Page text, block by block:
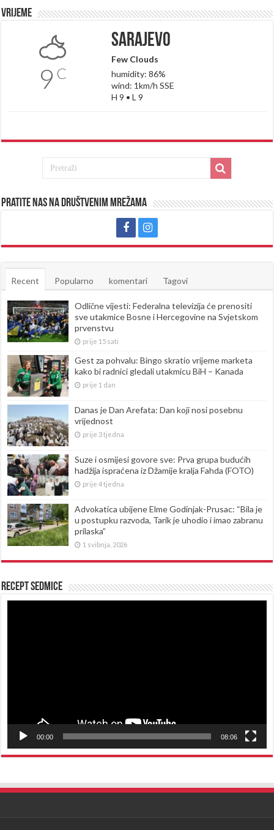
Vrijeme
9 C
Sarajevo
Few Clouds
humidity: 86%
wind: 1km/h SSE
H 9 • L 9
Pratite nas na društvenim mrežama
Recent Popularno komentari Tagovi
Odlične vijesti: Federalna televizija će prenositi
sve utakmice Bosne i Hercegovine na Svjetskom
prvenstvu
prije 15 sati
Gest za pohvalu: Bingo skratio vrijeme marketa
kako bi radnici gledali utakmicu BiH – Kanada
prije 1 dan
Danas je Dan Arefata: Dan koji nosi posebnu
vrijednost
prije 3 tjedna
Suze i osmijesi govore sve: Prva grupa budućih
hadžija ispraćena iz Džamije kralja Fahda (FOTO)
prije 4 tjedna
Advokatica ubijene Elme Godinjak-Prusac: “Bila je
u postupku razvoda, Tarik je uhodio i imao zabranu
prilaska”
1 svibnja, 2026
Recept sedmice
00:00 08:06